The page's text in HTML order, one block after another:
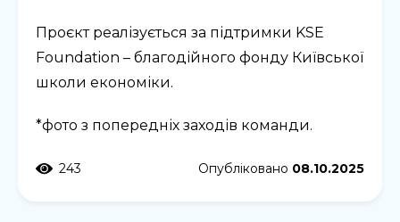
Проєкт реалізується за підтримки KSE
Foundation – благодійного фонду Київської
школи економіки.
*фото з попередніх заходів команди.
243 Опубліковано 08.10.2025